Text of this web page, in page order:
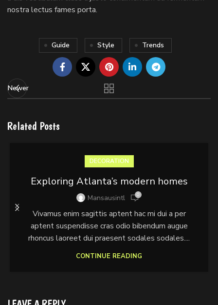
nostra lectus fames porta.
Guide Style Trends
Newer
Related Posts
DECORATION
Exploring Atlanta’s modern homes
Mansausintl 0
Vivamus enim sagittis aptent hac mi dui a per
aptent suspendisse cras odio bibendum augue
rhoncus laoreet dui praesent sodales sodales....
CONTINUE READING